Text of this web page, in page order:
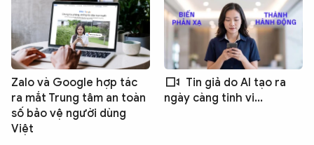
Zalo và Google hợp tác
ra mắt Trung tâm an toàn
số bảo vệ người dùng
Việt
Tin giả do AI tạo ra
ngày càng tinh vi...